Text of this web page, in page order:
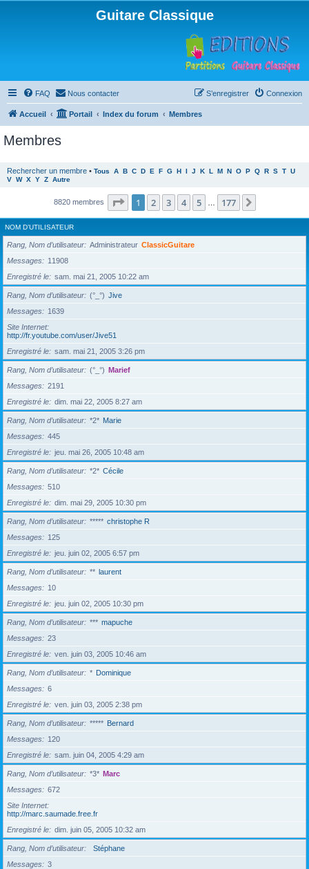
Guitare Classique
FAQ Nous contacter Connexion
S’enregistrer
Accueil Portail Index du forum Membres
Membres
Rechercher un membre • Tous A B C D E F G H I J K L M N O P Q R S T U
V W X Y Z Autre
8820 membres Page 1sur177
1 2 3 4 5 177
NOM D’UTILISATEUR
Rang, Nom d’utilisateur Administrateur ClassicGuitare
Messages
11908
Enregistré le
sam. mai 21, 2005 10:22 am
Rang, Nom d’utilisateur (°_°) Jive
Messages
1639
Site Internet
http://fr.youtube.com/user/Jive51
Enregistré le
sam. mai 21, 2005 3:26 pm
Rang, Nom d’utilisateur (°_°) Marief
Messages
2191
Enregistré le
dim. mai 22, 2005 8:27 am
Rang, Nom d’utilisateur *2* Marie
Messages
445
Enregistré le
jeu. mai 26, 2005 10:48 am
Rang, Nom d’utilisateur *2* Cécile
Messages
510
Enregistré le
dim. mai 29, 2005 10:30 pm
Rang, Nom d’utilisateur ***** christophe R
Messages
125
Enregistré le
jeu. juin 02, 2005 6:57 pm
Rang, Nom d’utilisateur ** laurent
Messages
10
Enregistré le
jeu. juin 02, 2005 10:30 pm
Rang, Nom d’utilisateur *** mapuche
Messages
23
Enregistré le
ven. juin 03, 2005 10:46 am
Rang, Nom d’utilisateur * Dominique
Messages
6
Enregistré le
ven. juin 03, 2005 2:38 pm
Rang, Nom d’utilisateur ***** Bernard
Messages
120
Enregistré le
sam. juin 04, 2005 4:29 am
Rang, Nom d’utilisateur *3* Marc
Messages
672
Site Internet
http://marc.saumade.free.fr
Enregistré le
dim. juin 05, 2005 10:32 am
Rang, Nom d’utilisateur
Stéphane
Messages
3